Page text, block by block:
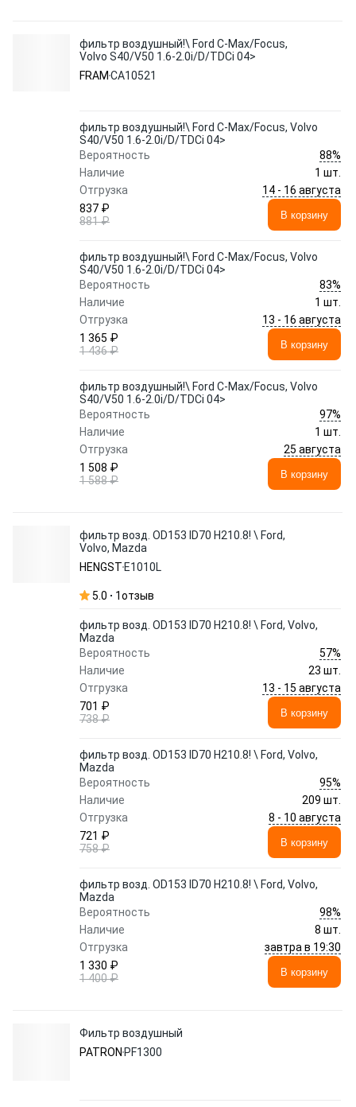
фильтр воздушный!\ Ford C-Max/Focus,
Volvo S40/V50 1.6-2.0i/D/TDCi 04>
FRAM CA10521
фильтр воздушный!\ Ford C-Max/Focus, Volvo
S40/V50 1.6-2.0i/D/TDCi 04>
Вероятность
88%
Наличие
1 шт.
Отгрузка
14 - 16 августа
837 ₽
881 ₽
В корзину
фильтр воздушный!\ Ford C-Max/Focus, Volvo
S40/V50 1.6-2.0i/D/TDCi 04>
Вероятность
83%
Наличие
1 шт.
Отгрузка
13 - 16 августа
1 365 ₽
1 436 ₽
В корзину
фильтр воздушный!\ Ford C-Max/Focus, Volvo
S40/V50 1.6-2.0i/D/TDCi 04>
Вероятность
97%
Наличие
1 шт.
Отгрузка
25 августа
1 508 ₽
1 588 ₽
В корзину
фильтр возд. OD153 ID70 H210.8! \ Ford,
Volvo, Mazda
HENGST E1010L
5.0 1отзыв
фильтр возд. OD153 ID70 H210.8! \ Ford, Volvo,
Mazda
Вероятность
57%
Наличие
23 шт.
Отгрузка
13 - 15 августа
701 ₽
738 ₽
В корзину
фильтр возд. OD153 ID70 H210.8! \ Ford, Volvo,
Mazda
Вероятность
95%
Наличие
209 шт.
Отгрузка
8 - 10 августа
721 ₽
758 ₽
В корзину
фильтр возд. OD153 ID70 H210.8! \ Ford, Volvo,
Mazda
Вероятность
98%
Наличие
8 шт.
Отгрузка
завтра в 19:30
1 330 ₽
1 400 ₽
В корзину
Фильтр воздушный
PATRON PF1300